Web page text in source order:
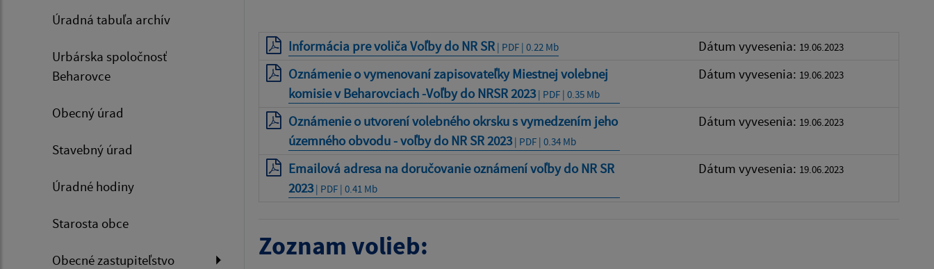
Úradná tabuľa archív
Urbárska spoločnosť
Beharovce
Obecný úrad
Stavebný úrad
Úradné hodiny
Starosta obce
Obecné zastupiteľstvo
Informácia pre voliča Voľby do NR SR| PDF | 0.22 Mb Dátum vyvesenia: 19.06.2023
Oznámenie o vymenovaní zapisovateľky Miestnej volebnej
komisie v Beharovciach -Voľby do NRSR 2023| PDF | 0.35 Mb
Dátum vyvesenia: 19.06.2023
Oznámenie o utvorení volebného okrsku s vymedzením jeho
územného obvodu - voľby do NR SR 2023| PDF | 0.34 Mb
Dátum vyvesenia: 19.06.2023
Emailová adresa na doručovanie oznámení voľby do NR SR
2023| PDF | 0.41 Mb
Dátum vyvesenia: 19.06.2023
Zoznam volieb: